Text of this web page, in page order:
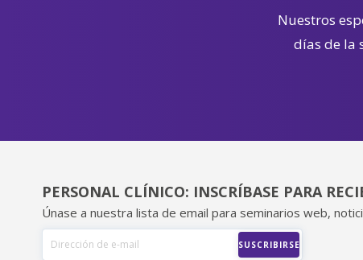
Nuestros
días de la
PERSONAL CLÍNICO: INSCRÍBASE PARA
Únase a nuestra lista de email para seminarios web,